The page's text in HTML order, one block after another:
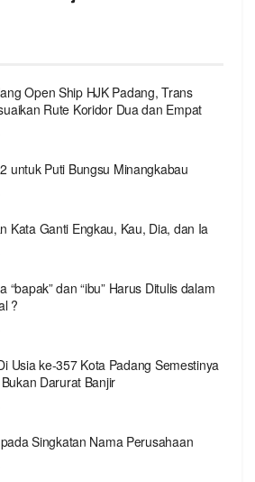
Open Ship HJK Padang, Trans
Rute Koridor Dua dan Empat
untuk Puti Bungsu Minangkabau
Kata Ganti Engkau, Kau, Dia, dan Ia
“bapak” dan “ibu” Harus Ditulis dalam
?
Usia ke-357 Kota Padang Semestinya
Darurat Banjir
Singkatan Nama Perusahaan